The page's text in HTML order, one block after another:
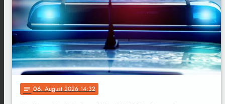
notes 06. August 2026 14:32